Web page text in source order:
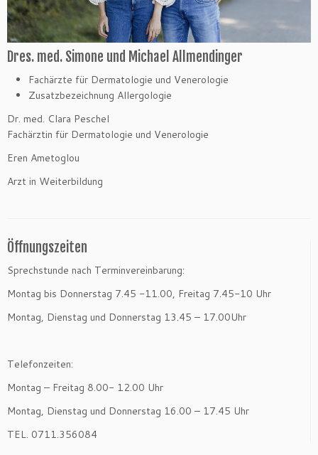
Dres. med. Simone und Michael Allmendinger
Fachärzte für Dermatologie und Venerologie
Zusatzbezeichnung Allergologie
Dr. med. Clara Peschel
Fachärztin für Dermatologie und Venerologie
Eren Ametoglou
Arzt in Weiterbildung
Öffnungszeiten
Sprechstunde nach Terminvereinbarung:
Montag bis Donnerstag 7.45 -11.00, Freitag 7.45-10 Uhr
Montag, Dienstag und Donnerstag 13.45 – 17.00Uhr
Telefonzeiten:
Montag – Freitag 8.00- 12.00 Uhr
Montag, Dienstag und Donnerstag 16.00 – 17.45 Uhr
TEL. 0711.356084